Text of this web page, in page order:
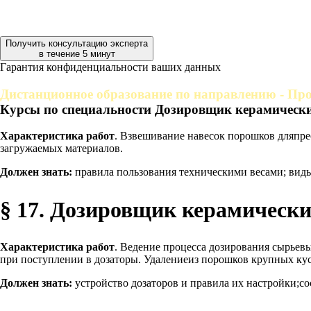
Получить консультацию эксперта
в течение 5 минут
Гарантия конфиденциальности ваших данных
Дистанционное образование по направлению -
Курсы по специальности Дозировщик
Характеристика работ. Взвешивание навесок порошков
загружаемых материалов.
Должен знать: правила пользования техническими весами;
§ 17. Дозировщик
Характеристика работ. Ведение процесса дозирования
при поступлении в дозаторы. Удалениеиз порошков крупных
Должен знать: устройство дозаторов и правила их